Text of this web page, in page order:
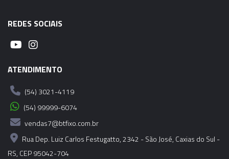
REDES SOCIAIS
ATENDIMENTO
(54) 3021-4119
(54) 99999-6074
vendas7@btfixo.com.br
Rua Dep. Luiz Carlos Festugatto, 2342 - São José, Caxias do Sul -
RS, CEP 95042-704